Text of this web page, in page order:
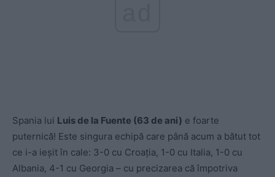
Spania lui Luis de la Fuente (63 de ani) e foarte
puternică! Este singura echipă care până acum a bătut tot
ce i-a ieșit în cale: 3-0 cu Croația, 1-0 cu Italia, 1-0 cu
Albania, 4-1 cu Georgia – cu precizarea că împotriva